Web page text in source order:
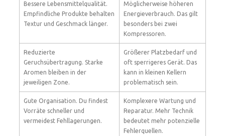
Bessere Lebensmittelqualität.
Empfindliche Produkte behalten
Textur und Geschmack länger.
Möglicherweise höheren
Energieverbrauch. Das gilt
besonders bei zwei
Kompressoren.
Reduzierte
Geruchsübertragung. Starke
Aromen bleiben in der
jeweiligen Zone.
Größerer Platzbedarf und
oft sperrigeres Gerät. Das
kann in kleinen Kellern
problematisch sein.
Gute Organisation. Du findest
Vorräte schneller und
vermeidest Fehllagerungen.
Komplexere Wartung und
Reparatur. Mehr Technik
bedeutet mehr potenzielle
Fehlerquellen.